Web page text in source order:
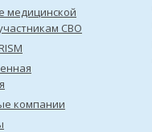
медицинской
СВО
компании